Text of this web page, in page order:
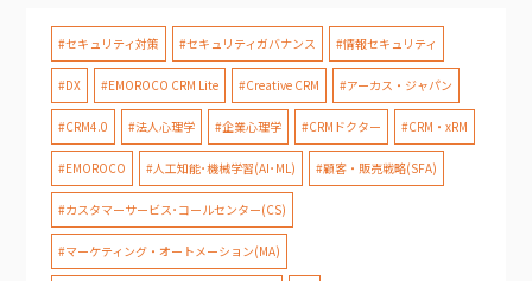
#セキュリティ対策 #セキュリティガバナンス #情報セキュリティ
#DX #EMOROCO CRM Lite #Creative CRM #アーカス・ジャパン
#CRM4.0 #法人心理学 #企業心理学 #CRMドクター #CRM・xRM
#EMOROCO #人工知能･機械学習(AI･ML) #顧客・販売戦略(SFA)
#カスタマーサービス･コールセンター(CS)
#マーケティング・オートメーション(MA)